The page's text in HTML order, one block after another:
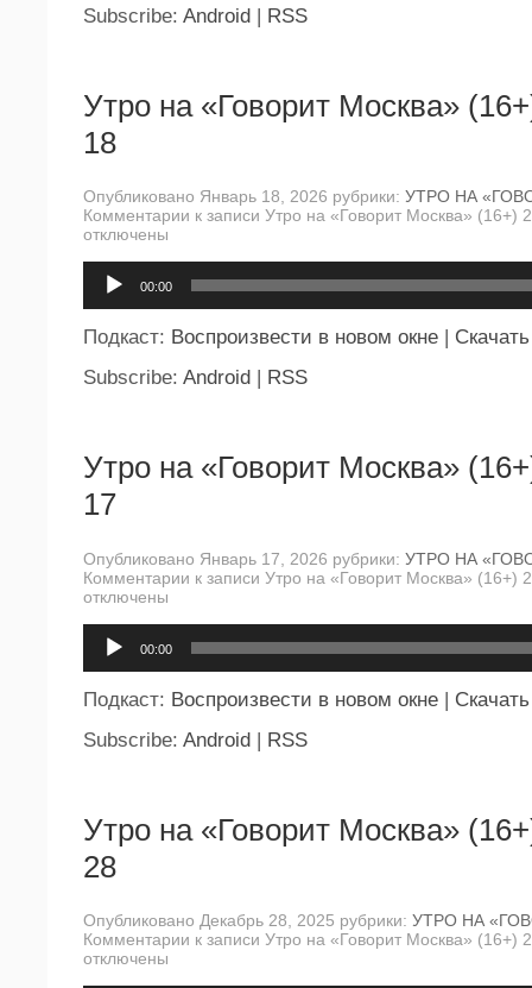
Subscribe: Android | RSS
Утро на «Говорит Москва»
18
Опубликовано Январь 18, 2026 рубрики: УТРО НА
Комментарии к записи Утро на «Говорит Москва» (16+)
отключены
00:00
Подкаст: Воспроизвести в новом окне
Скачать
Subscribe: Android RSS
Утро на «Говорит Москва»
17
Опубликовано Январь 17, 2026 рубрики: УТРО НА
Комментарии к записи Утро на «Говорит Москва» (16+)
отключены
00:00
Подкаст: Воспроизвести в новом окне | Скачать
Subscribe: Android | RSS
Утро на «Говорит Москва»
28
Опубликовано Декабрь 28, 2025 рубрики: УТРО НА
Комментарии к записи Утро на «Говорит Москва» (16+)
отключены